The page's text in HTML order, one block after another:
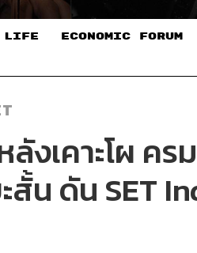
LIFE ECONOMIC FORUM
งเคาะโผ ค
สั้น ดัน SET